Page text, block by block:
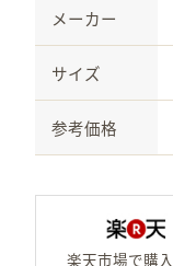
メーカー
サイズ
参考価格